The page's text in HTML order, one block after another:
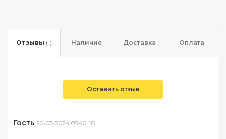
Отзывы (1) Наличие Доставка Оплата
Оставить отзыв
Гость 20-03-2024 05:40:48